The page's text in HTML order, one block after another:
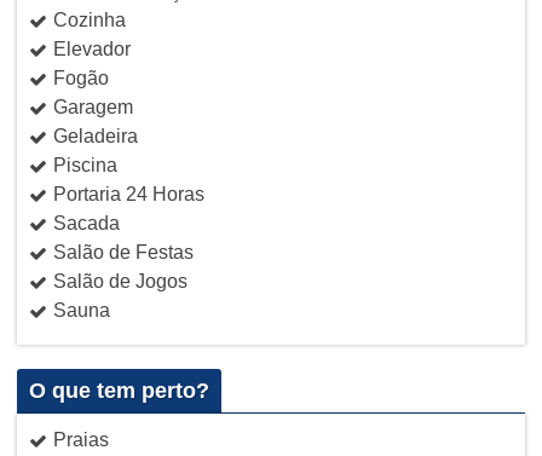
Cozinha
Elevador
Fogão
Garagem
Geladeira
Piscina
Portaria 24 Horas
Sacada
Salão de Festas
Salão de Jogos
Sauna
O que tem perto?
Praias